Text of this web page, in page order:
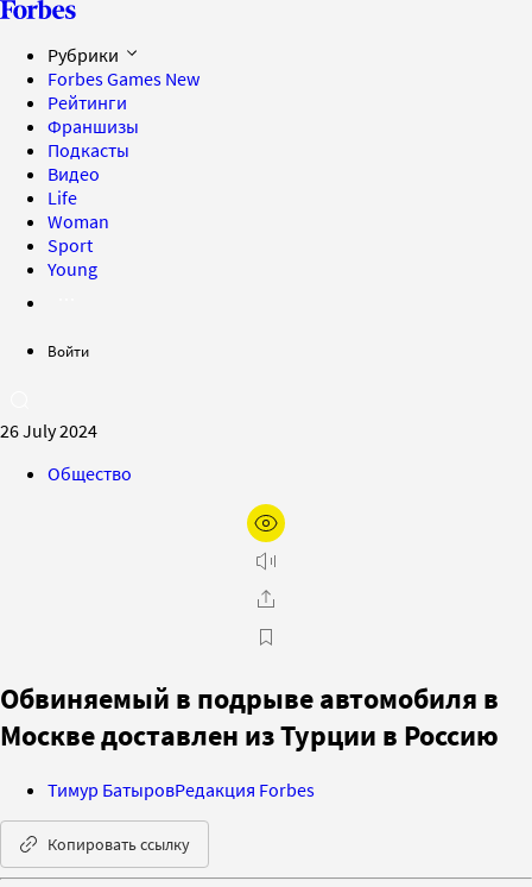
Рубрики
Forbes Games New
Рейтинги
Франшизы
Подкасты
Видео
Life
Woman
Sport
Young
Войти
26 July 2024
Общество
Обвиняемый в подрыве автомобиля в
Москве доставлен из Турции в Россию
Тимур БатыровРедакция Forbes
Копировать ссылку